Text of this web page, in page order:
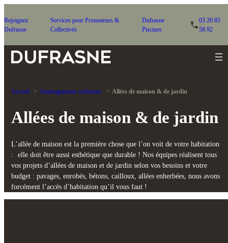
Rejoignez
Dufrasne
Services pour Promoteurs &
Collectivés
Dufrasne
Piscines
03 20 85
58 92
Accueil Aménagements extérieurs Allées de maison & de jardin
Allées de maison & de jardin
L’allée de maison est la première chose que l’on voit de votre habitation
: elle doit être aussi esthétique que durable ! Nos équipes réalisent tous
vos projets d’allées de maison et de jardin selon vos besoins et votre
budget : pavages, enrobés, bétons, cailloux, allées enherbées, nous avons
forcément l’accès d’habitation qu’il vous faut !